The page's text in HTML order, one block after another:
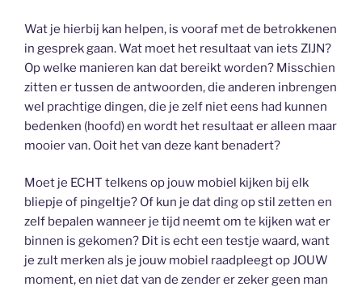
Wat je hierbij kan helpen, is vooraf met de betrokkenen
in gesprek gaan. Wat moet het resultaat van iets ZIJN?
Op welke manieren kan dat bereikt worden? Misschien
zitten er tussen de antwoorden, die anderen inbrengen
wel prachtige dingen, die je zelf niet eens had kunnen
bedenken (hoofd) en wordt het resultaat er alleen maar
mooier van. Ooit het van deze kant benadert?
Moet je ECHT telkens op jouw mobiel kijken bij elk
bliepje of pingeltje? Of kun je dat ding op stil zetten en
zelf bepalen wanneer je tijd neemt om te kijken wat er
binnen is gekomen? Dit is echt een testje waard, want
je zult merken als je jouw mobiel raadpleegt op JOUW
moment, en niet dat van de zender er zeker geen man